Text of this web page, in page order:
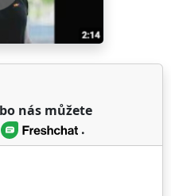
nás můžete
.